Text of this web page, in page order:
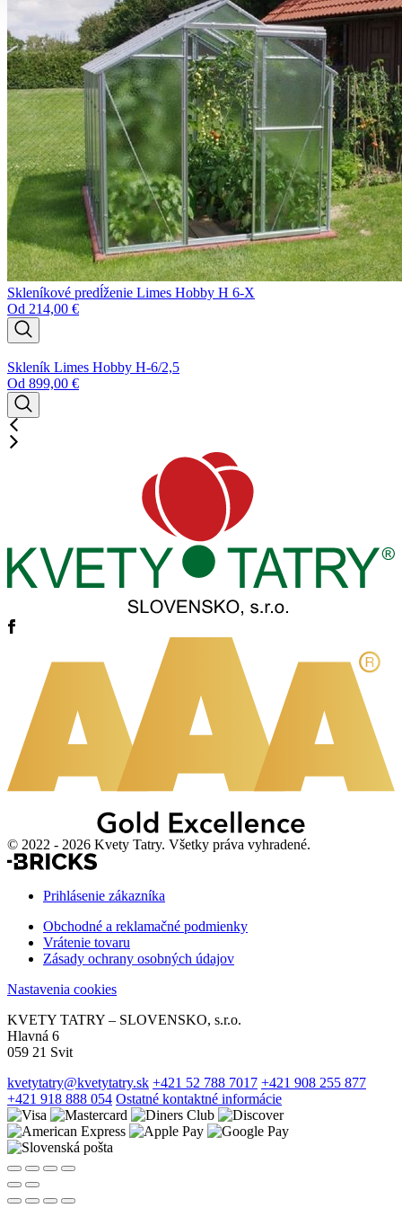
Skleníkové predĺženie Limes Hobby H 6-X
Od 214,00 €
Skleník Limes Hobby H-6/2,5
Od 899,00 €
© 2022 - 2026 Kvety Tatry. Všetky práva vyhradené.
Prihlásenie zákazníka
Obchodné a reklamačné podmienky
Vrátenie tovaru
Zásady ochrany osobných údajov
Nastavenia cookies
KVETY TATRY – SLOVENSKO, s.r.o.
Hlavná 6
059 21 Svit
kvetytatry@kvetytatry.sk +421 52 788 7017 +421 908 255 877
+421 918 888 054 Ostatné kontaktné informácie